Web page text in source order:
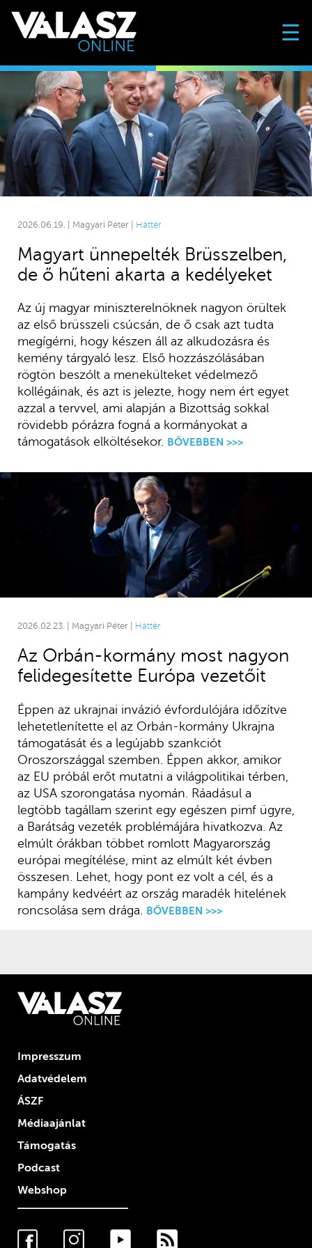
☰
2026.06.19. | Magyari Péter | Háttér
Magyart ünnepelték Brüsszelben,
de ő hűteni akarta a kedélyeket
Az új magyar miniszterelnöknek nagyon örültek
az első brüsszeli csúcsán, de ő csak azt tudta
megígérni, hogy készen áll az alkudozásra és
kemény tárgyaló lesz. Első hozzászólásában
rögtön beszólt a menekülteket védelmező
kollégáinak, és azt is jelezte, hogy nem ért egyet
azzal a tervvel, ami alapján a Bizottság sokkal
rövidebb pórázra fogná a kormányokat a
támogatások elköltésekor. BŐVEBBEN >>>
2026.02.23. | Magyari Péter | Háttér
Az Orbán-kormány most nagyon
felidegesítette Európa vezetőit
Éppen az ukrajnai invázió évfordulójára időzítve
lehetetlenítette el az Orbán-kormány Ukrajna
támogatását és a legújabb szankciót
Oroszországgal szemben. Éppen akkor, amikor
az EU próbál erőt mutatni a világpolitikai térben,
az USA szorongatása nyomán. Ráadásul a
legtöbb tagállam szerint egy egészen pimf ügyre,
a Barátság vezeték problémájára hivatkozva. Az
elmúlt órákban többet romlott Magyarország
európai megítélése, mint az elmúlt két évben
összesen. Lehet, hogy pont ez volt a cél, és a
kampány kedvéért az ország maradék hitelének
roncsolása sem drága. BŐVEBBEN >>>
Impresszum
Adatvédelem
ÁSZF
Médiaajánlat
Támogatás
Podcast
Webshop